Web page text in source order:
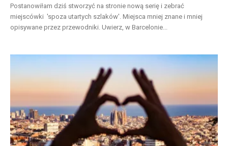
Postanowiłam dziś stworzyć na stronie nową serię i zebrać
miejscówki 'spoza utartych szlaków'. Miejsca mniej znane i mniej
opisywane przez przewodniki. Uwierz, w Barcelonie...